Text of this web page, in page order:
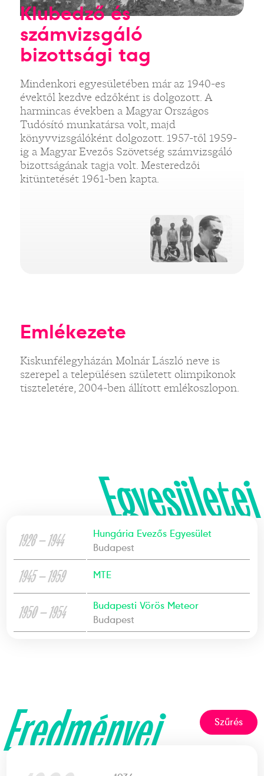
Klubedző és
számvizsgáló
bizottsági tag
Mindenkori egyesületében már az 1940-es
évektől kezdve edzőként is dolgozott. A
harmincas években a Magyar Országos
Tudósító munkatársa volt, majd
könyvvizsgálóként dolgozott. 1957-től 1959-
ig a Magyar Evezős Szövetség számvizsgáló
bizottságának tagja volt. Mesteredzői
kitüntetését 1961-ben kapta.
Emlékezete
Kiskunfélegyházán Molnár László neve is
szerepel a településen született olimpikonok
tiszteletére, 2004-ben állított emlékoszlopon.
Egyesületei
1926 — 1944
Hungária Evezős Egyesület
Budapest
1945 — 1959 MTE
1950 — 1954
Budapesti Vörös Meteor
Budapest
Eredményei Szűrés